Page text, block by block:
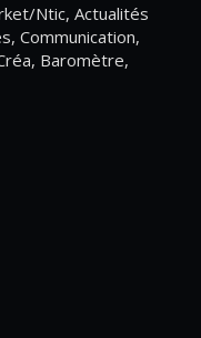
Ntic, Actualités
Communication,
Baromètre,